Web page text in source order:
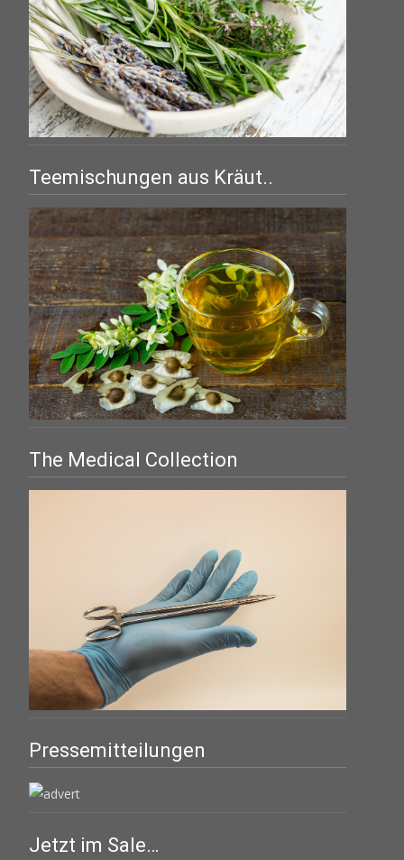
Teemischungen aus Kräut..
The Medical Collection
Pressemitteilungen
Jetzt im Sale…